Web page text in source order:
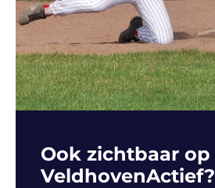
Ook zichtbaar op
VeldhovenActief?